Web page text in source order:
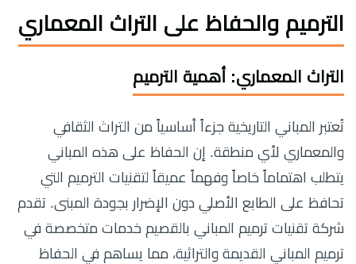
الترميم والحفاظ على التراث المعماري
التراث المعماري: أهمية الترميم
تُعتبر المباني التاريخية جزءاً أساسياً من التراث الثقافي
والمعماري لأي منطقة. إن الحفاظ على هذه المباني
يتطلب اهتماماً خاصاً وفهماً عميقاً لتقنيات الترميم التي
تحافظ على الطابع الأصلي دون الإضرار بجودة المبنى. تقدم
شركة تقنيات ترميم المباني بالقصيم خدمات متخصصة في
ترميم المباني القديمة والتراثية، مما يساهم في الحفاظ